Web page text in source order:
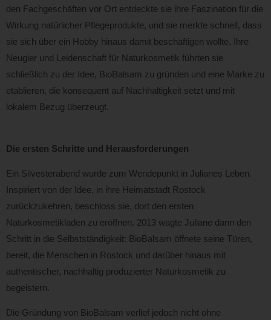
den Fachgeschäften vor Ort entdeckte sie ihre Faszination für die
Wirkung natürlicher Pflegeprodukte, und sie merkte schnell, dass
sie sich über ein Hobby hinaus damit beschäftigen wollte. Ihre
Neugier und Leidenschaft für Naturkosmetik führten sie
schließlich zu der Idee, BioBalsam zu gründen und eine Marke zu
etablieren, die konsequent auf Nachhaltigkeit setzt und mit
lokalem Bezug überzeugt.
Die ersten Schritte und Herausforderungen
Ein Silvesterabend wurde zum Wendepunkt in Julianes Leben.
Inspiriert von der Idee, in ihre Heimatstadt Rostock
zurückzukehren, beschloss sie, dort den ersten
Naturkosmetikladen zu eröffnen. 2013 wagte Juliane dann den
Schritt in die Selbstständigkeit: BioBalsam öffnete seine Türen,
bereit, die Menschen in Rostock und darüber hinaus mit
authentischer, nachhaltig produzierter Naturkosmetik zu
begeistern.
Die Gründung von BioBalsam verlief jedoch nicht ohne